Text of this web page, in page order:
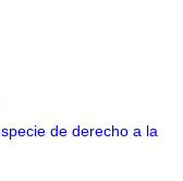
de derecho a la